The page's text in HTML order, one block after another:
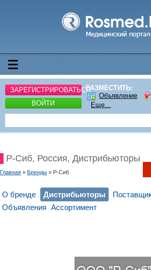
ЗАРЕГИСТРИРОВАТЬСЯ
ВОЙТИ
РАЗМЕСТИТЬ:
Объявление
Еще...
Р-Сиб, Россия, Дистрибьюторы
Главная » Бренды » Р-Сиб
О бренде Дистрибьюторы
Объявления Ассортимент